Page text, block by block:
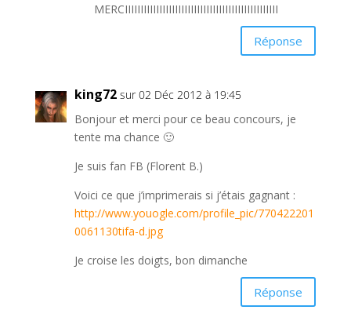
MERCIIIIIIIIIIIIIIIIIIIIIIIIIIIIIIIIIIIIIIIIIIIIIIIII
Réponse
king72 sur 02 Déc 2012 à 19:45
Bonjour et merci pour ce beau concours, je
tente ma chance 🙂
Je suis fan FB (Florent B.)
Voici ce que j’imprimerais si j’étais gagnant :
http://www.youogle.com/profile_pic/770422201
0061130tifa-d.jpg
Je croise les doigts, bon dimanche
Réponse